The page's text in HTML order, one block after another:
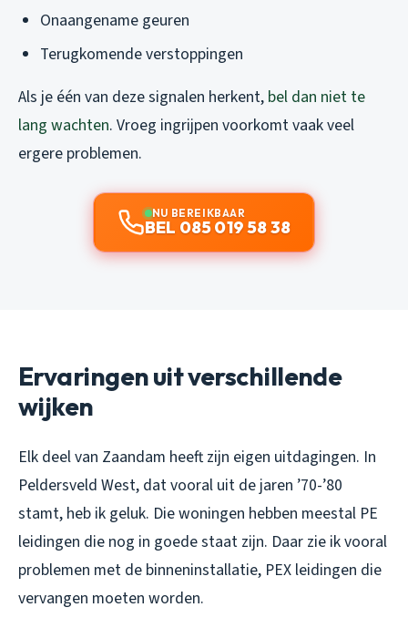
Onaangename geuren
Terugkomende verstoppingen
Als je één van deze signalen herkent, bel dan niet te
lang wachten. Vroeg ingrijpen voorkomt vaak veel
ergere problemen.
NU BEREIKBAAR
BEL 085 019 58 38
Ervaringen uit verschillende
wijken
Elk deel van Zaandam heeft zijn eigen uitdagingen. In
Peldersveld West, dat vooral uit de jaren ’70-’80
stamt, heb ik geluk. Die woningen hebben meestal PE
leidingen die nog in goede staat zijn. Daar zie ik vooral
problemen met de binneninstallatie, PEX leidingen die
vervangen moeten worden.